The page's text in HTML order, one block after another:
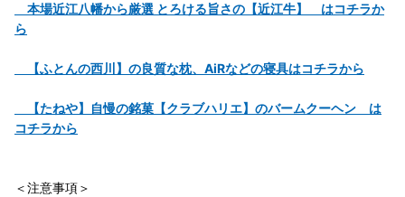
本場近江八幡から厳選 とろける旨さの【近江牛】 はコチラか
ら
【ふとんの西川】の良質な枕、AiRなどの寝具はコチラから
【たねや】自慢の銘菓【クラブハリエ】のバームクーヘン は
コチラから
＜注意事項＞